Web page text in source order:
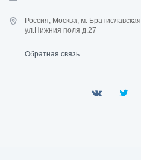
Россия, Москва, м. Братиславская,
ул.Нижния поля д.27
Обратная связь